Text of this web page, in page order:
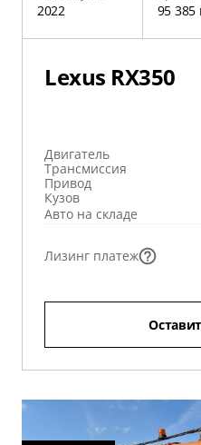
2022 95 385
Lexus RX350
Двигатель
Трансмиссия
Привод
Кузов
Авто на складе
Лизинг платеж